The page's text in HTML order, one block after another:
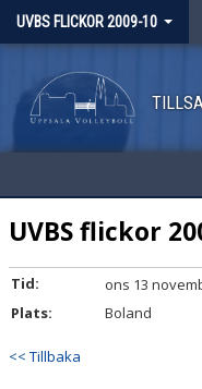
UVBS FLICKOR 2009-10
HEM
NYHETER
KALENDER
MATCHER
UVBS flickor
Tid:
ons 13
Plats:
Boland
<< Tillbaka